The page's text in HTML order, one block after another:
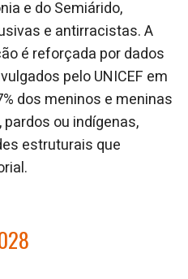
e do Semiárido,
e antirracistas. A
é reforçada por dados
pelo UNICEF em
dos meninos e meninas
ou indígenas,
estruturais que